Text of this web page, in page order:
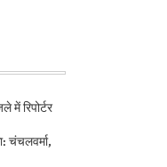
रिपोर्टर
चंचलवर्मा,